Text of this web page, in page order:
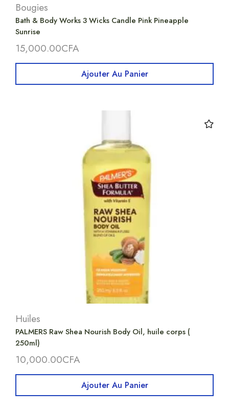
Bougies
Bath & Body Works 3 Wicks Candle Pink Pineapple
Sunrise
15,000.00CFA
Ajouter Au Panier
Huiles
PALMERS Raw Shea Nourish Body Oil, huile corps (
250ml)
10,000.00CFA
Ajouter Au Panier